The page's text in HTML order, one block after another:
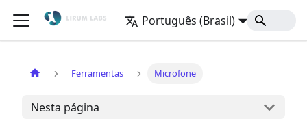
Português (Brasil) Início
Ferramentas Microfone
Nesta página